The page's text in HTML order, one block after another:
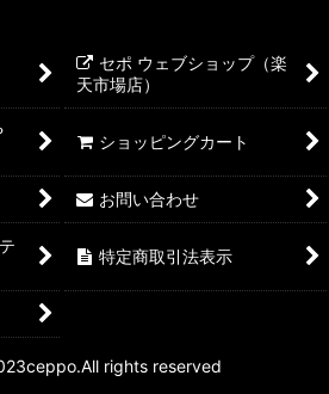
セポ ウェブショップ（楽
天市場店）
ショッピングカート
お問い合わせ
特定商取引法表示
rights reserved